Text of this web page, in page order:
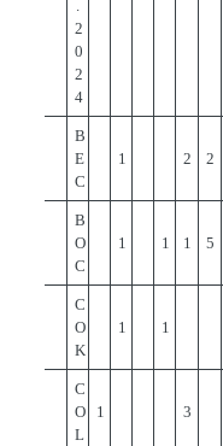
.
2
0
2
4
B
E
C
1 2 2
B
O
C
1 1 1 5
C
O
K
1 1
C
O
L
1 3